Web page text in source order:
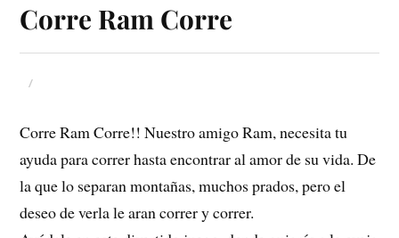
Corre Ram Corre
Corre Ram Corre!! Nuestro amigo Ram, necesita tu
ayuda para correr hasta encontrar al amor de su vida. De
la que lo separan montañas, muchos prados, pero el
deseo de verla le aran correr y correr.